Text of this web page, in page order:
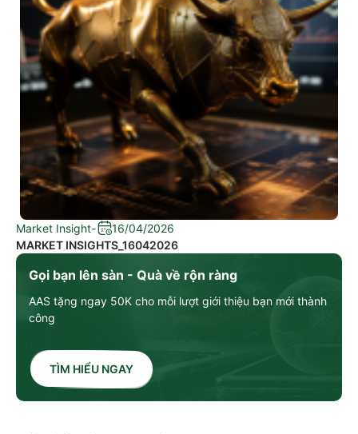
Gọi bạn lên sàn - Quà về rộn ràng
AAS tặng ngay 50K cho mỗi lượt giới thiệu bạn mới thành
công
TÌM HIỂU NGAY
Market Insight-
16/04/2026
MARKET INSIGHTS_16042026